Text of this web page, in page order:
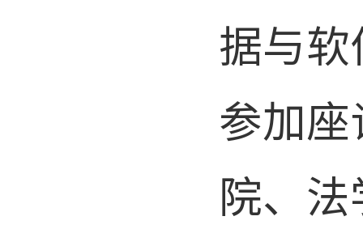
据与
参加
院、